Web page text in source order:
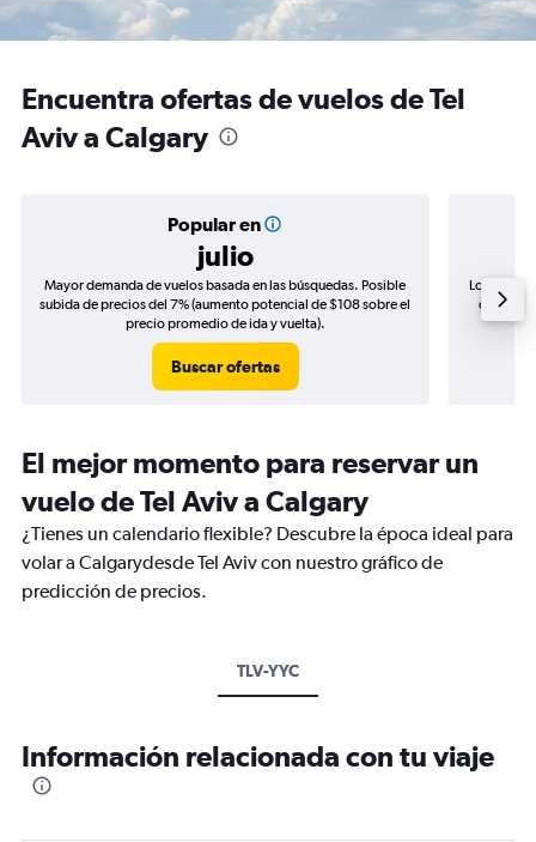
Encuentra ofertas de vuelos de Tel
Aviv a Calgary
Popular en
julio
Mayor demanda de vuelos basada en las búsquedas. Posible
subida de precios del 7% (aumento potencial de $108 sobre el
precio promedio de ida y vuelta).
Buscar ofertas
Los
de
El mejor momento para reservar un
vuelo de Tel Aviv a Calgary
¿Tienes un calendario flexible? Descubre la época ideal para
volar a Calgarydesde Tel Aviv con nuestro gráfico de
predicción de precios.
TLV-YYC
Información relacionada con tu viaje